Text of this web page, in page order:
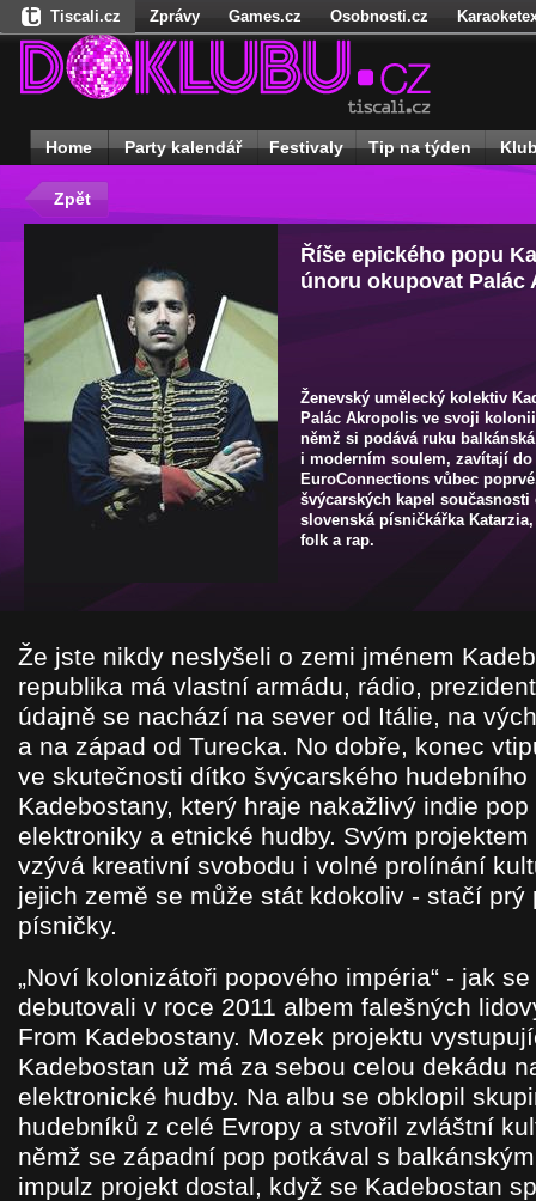
Tiscali.cz Zprávy Games.cz Osobnosti.cz
Nedd.cz
Dokina.cz Úschovna.cz
Freegames.cz
Hadejfilm.cz Hadejhru.cz
Hadejosobnosti.cz
Home Party kalendář Festivaly Tip na týden
Zpět
Říše epického popu
únoru okupovat Palác
Ženevský umělecký kolektiv
Palác Akropolis ve svoji
němž si podává ruku
i moderním soulem, zavítají
EuroConnections vůbec
švýcarských kapel
slovenská písničkářka
folk a rap.
Že jste nikdy neslyšeli o zemi jménem
republika má vlastní armádu, rádio,
údajně se nachází na sever od Itálie, na
a na západ od Turecka. No dobře, konec
ve skutečnosti dítko švýcarského hudebního
Kadebostany, který hraje nakažlivý indie
elektroniky a etnické hudby. Svým
vzývá kreativní svobodu i volné prolínání
jejich země se může stát kdokoliv - stačí prý
písničky.
„Noví kolonizátoři popového impéria“ - jak
debutovali v roce 2011 albem falešných
From Kadebostany. Mozek projektu
Kadebostan už má za sebou celou dekádu
elektronické hudby. Na albu se obklopil
hudebníků z celé Evropy a stvořil zvláštní
němž se západní pop potkával s
impulz projekt dostal, když se Kadebostan